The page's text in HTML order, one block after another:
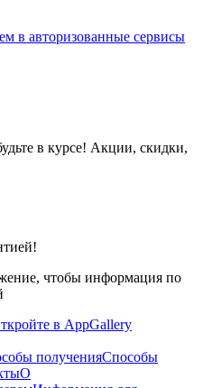
в авторизованные сервисы
в курсе! Акции, скидки,
чтобы информация по
полученияСпособы
О